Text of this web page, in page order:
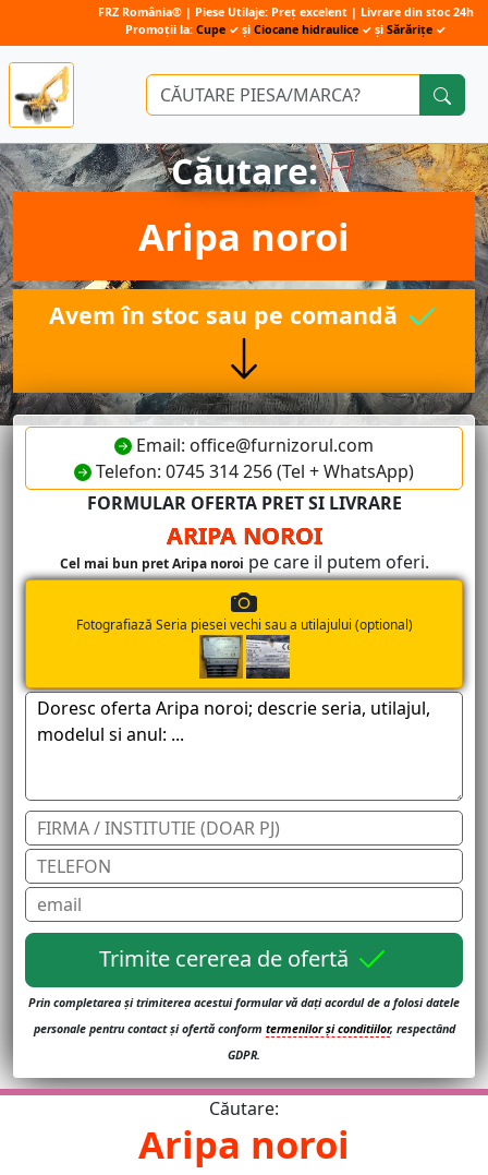
Căutare:
Aripa noroi
Avem în stoc sau pe comandă
Email: office@furnizorul.com
Telefon: 0745 314 256 (Tel + WhatsApp)
FORMULAR OFERTA PRET SI LIVRARE
ARIPA NOROI
Cel mai bun pret Aripa noroi pe care il putem oferi.
Fotografiază Seria piesei vechi sau a utilajului (optional)
Trimite cererea de ofertă
Prin completarea și trimiterea acestui formular vă dați acordul de a folosi datele
personale pentru contact și ofertă conform termenilor și conditiilor, respectând
GDPR.
Căutare:
Aripa noroi
FRZ România® | Piese Utilaje: Preț excelent | Livrare din stoc 24h
Promoții la: Cupe ✓ și Ciocane hidraulice ✓ și Sărărițe ✓